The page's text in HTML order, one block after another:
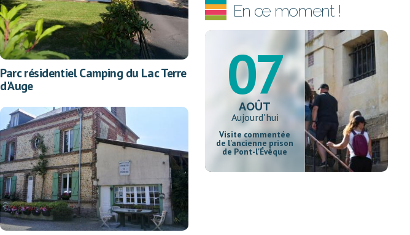
En ce moment !
07
AOÛT
Aujourd'hui
Visite commentée
de l'ancienne prison
de Pont-l'Évêque
Parc résidentiel Camping du Lac Terre
d'Auge